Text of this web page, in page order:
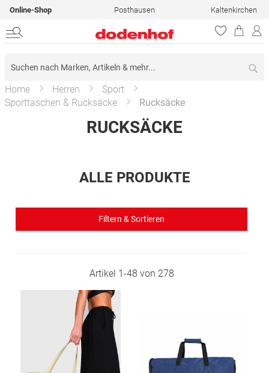
Online-Shop Posthausen Kaltenkirchen
Home Herren
Sport
Sporttaschen & Rucksäcke
Rucksäcke
RUCKSÄCKE
ALLE PRODUKTE
Filtern & Sortieren
Artikel 1-48 von 278